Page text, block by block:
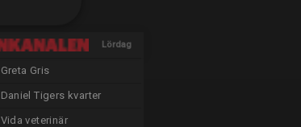
Lördag
Greta Gris
Daniel Tigers kvarter
Vida veterinär